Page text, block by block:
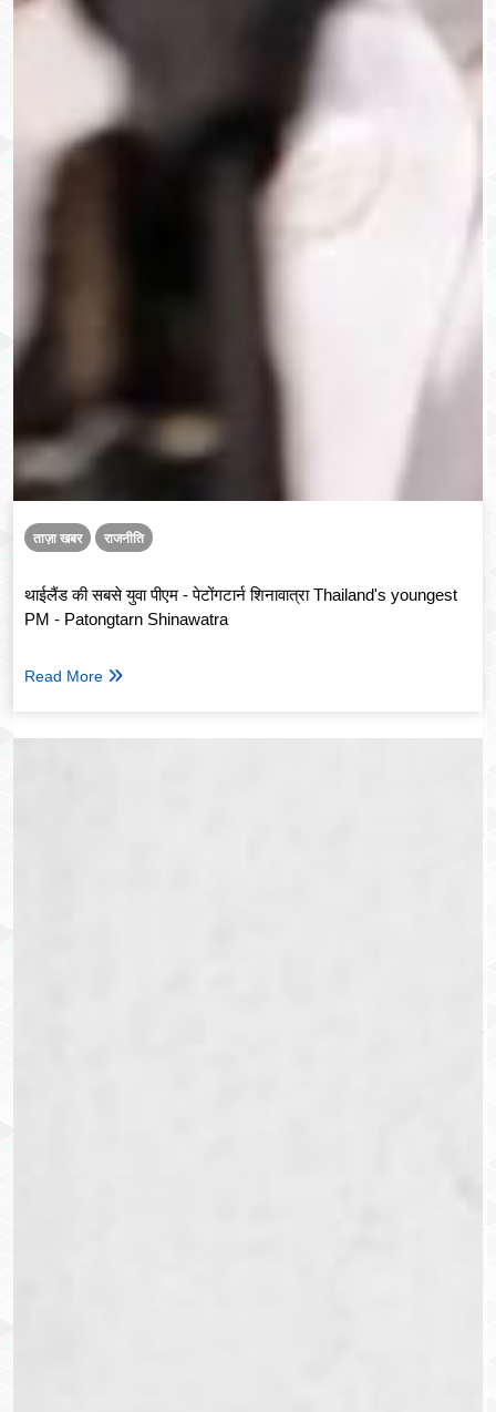
ताज़ा खबर राजनीति
थाईलैंड की सबसे युवा पीएम - पेटोंगटार्न शिनावात्रा Thailand's youngest
PM - Patongtarn Shinawatra
Read More